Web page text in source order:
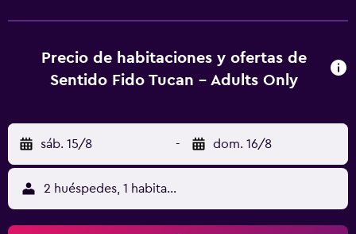
almohada. Se ofrece una televisión de pantalla plana de 32
pulgadas con canales por cable. Los baños están
acceso a Internet wifi gratis. Los servicios para las
personas de negocios incluyen escritorio y teléfono. Las
habitaciones también incluyen tabla de planchar con
plancha y cortinas opacas. Se ofrece servicio de limpieza
todos los días y es posible solicitar cambio de toallas. En
el alojamiento hay piscina cubierta y piscina al aire libre.
Precio de habitaciones y ofertas de
Sentido Fido Tucan - Adults Only
sáb. 15/8 - dom. 16/8
2 huéspedes, 1 habitación